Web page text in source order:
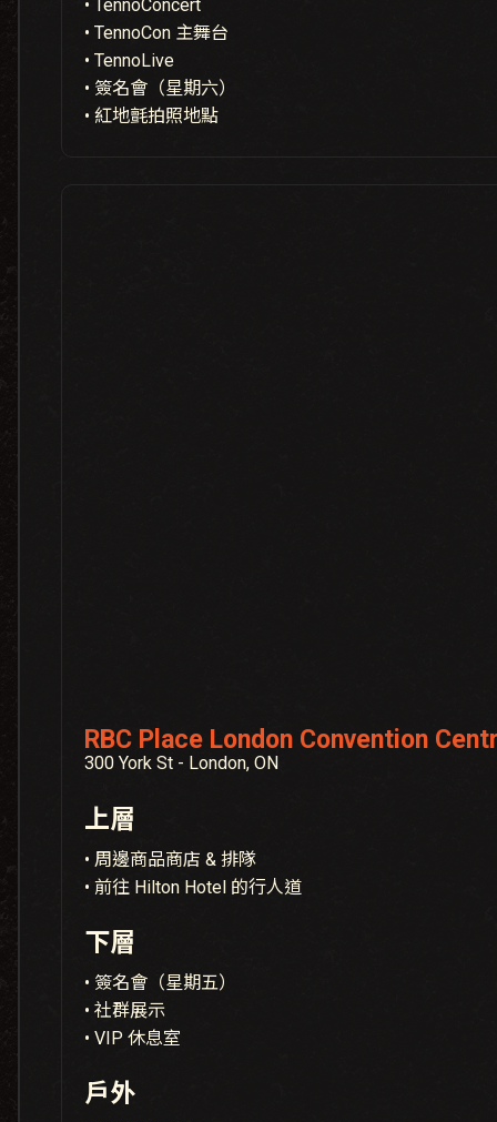
• TennoConcert
• TennoCon 主舞台
• TennoLive
• 簽名會（星期六）
• 紅地氈拍照地點
RBC Place London Convention
300 York St - London, ON
上層
• 周邊商品商店 & 排隊
• 前往 Hilton Hotel 的行人道
下層
• 簽名會（星期五）
• 社群展示
• VIP 休息室
戶外